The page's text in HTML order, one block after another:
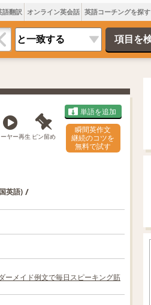
語翻訳 オンライン英会話 英語コーチングを探す
ヤー再生 ピン留め
単語を追加
瞬間英作文
継続のコツを
無料で試す
英語) /
ーメイド例文で毎日スピーキング筋